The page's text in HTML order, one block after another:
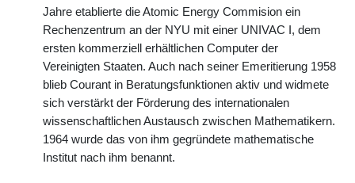
Jahre etablierte die Atomic Energy Commision ein
Rechenzentrum an der NYU mit einer UNIVAC I, dem
ersten kommerziell erhältlichen Computer der
Vereinigten Staaten. Auch nach seiner Emeritierung 1958
blieb Courant in Beratungsfunktionen aktiv und widmete
sich verstärkt der Förderung des internationalen
wissenschaftlichen Austausch zwischen Mathematikern.
1964 wurde das von ihm gegründete mathematische
Institut nach ihm benannt.